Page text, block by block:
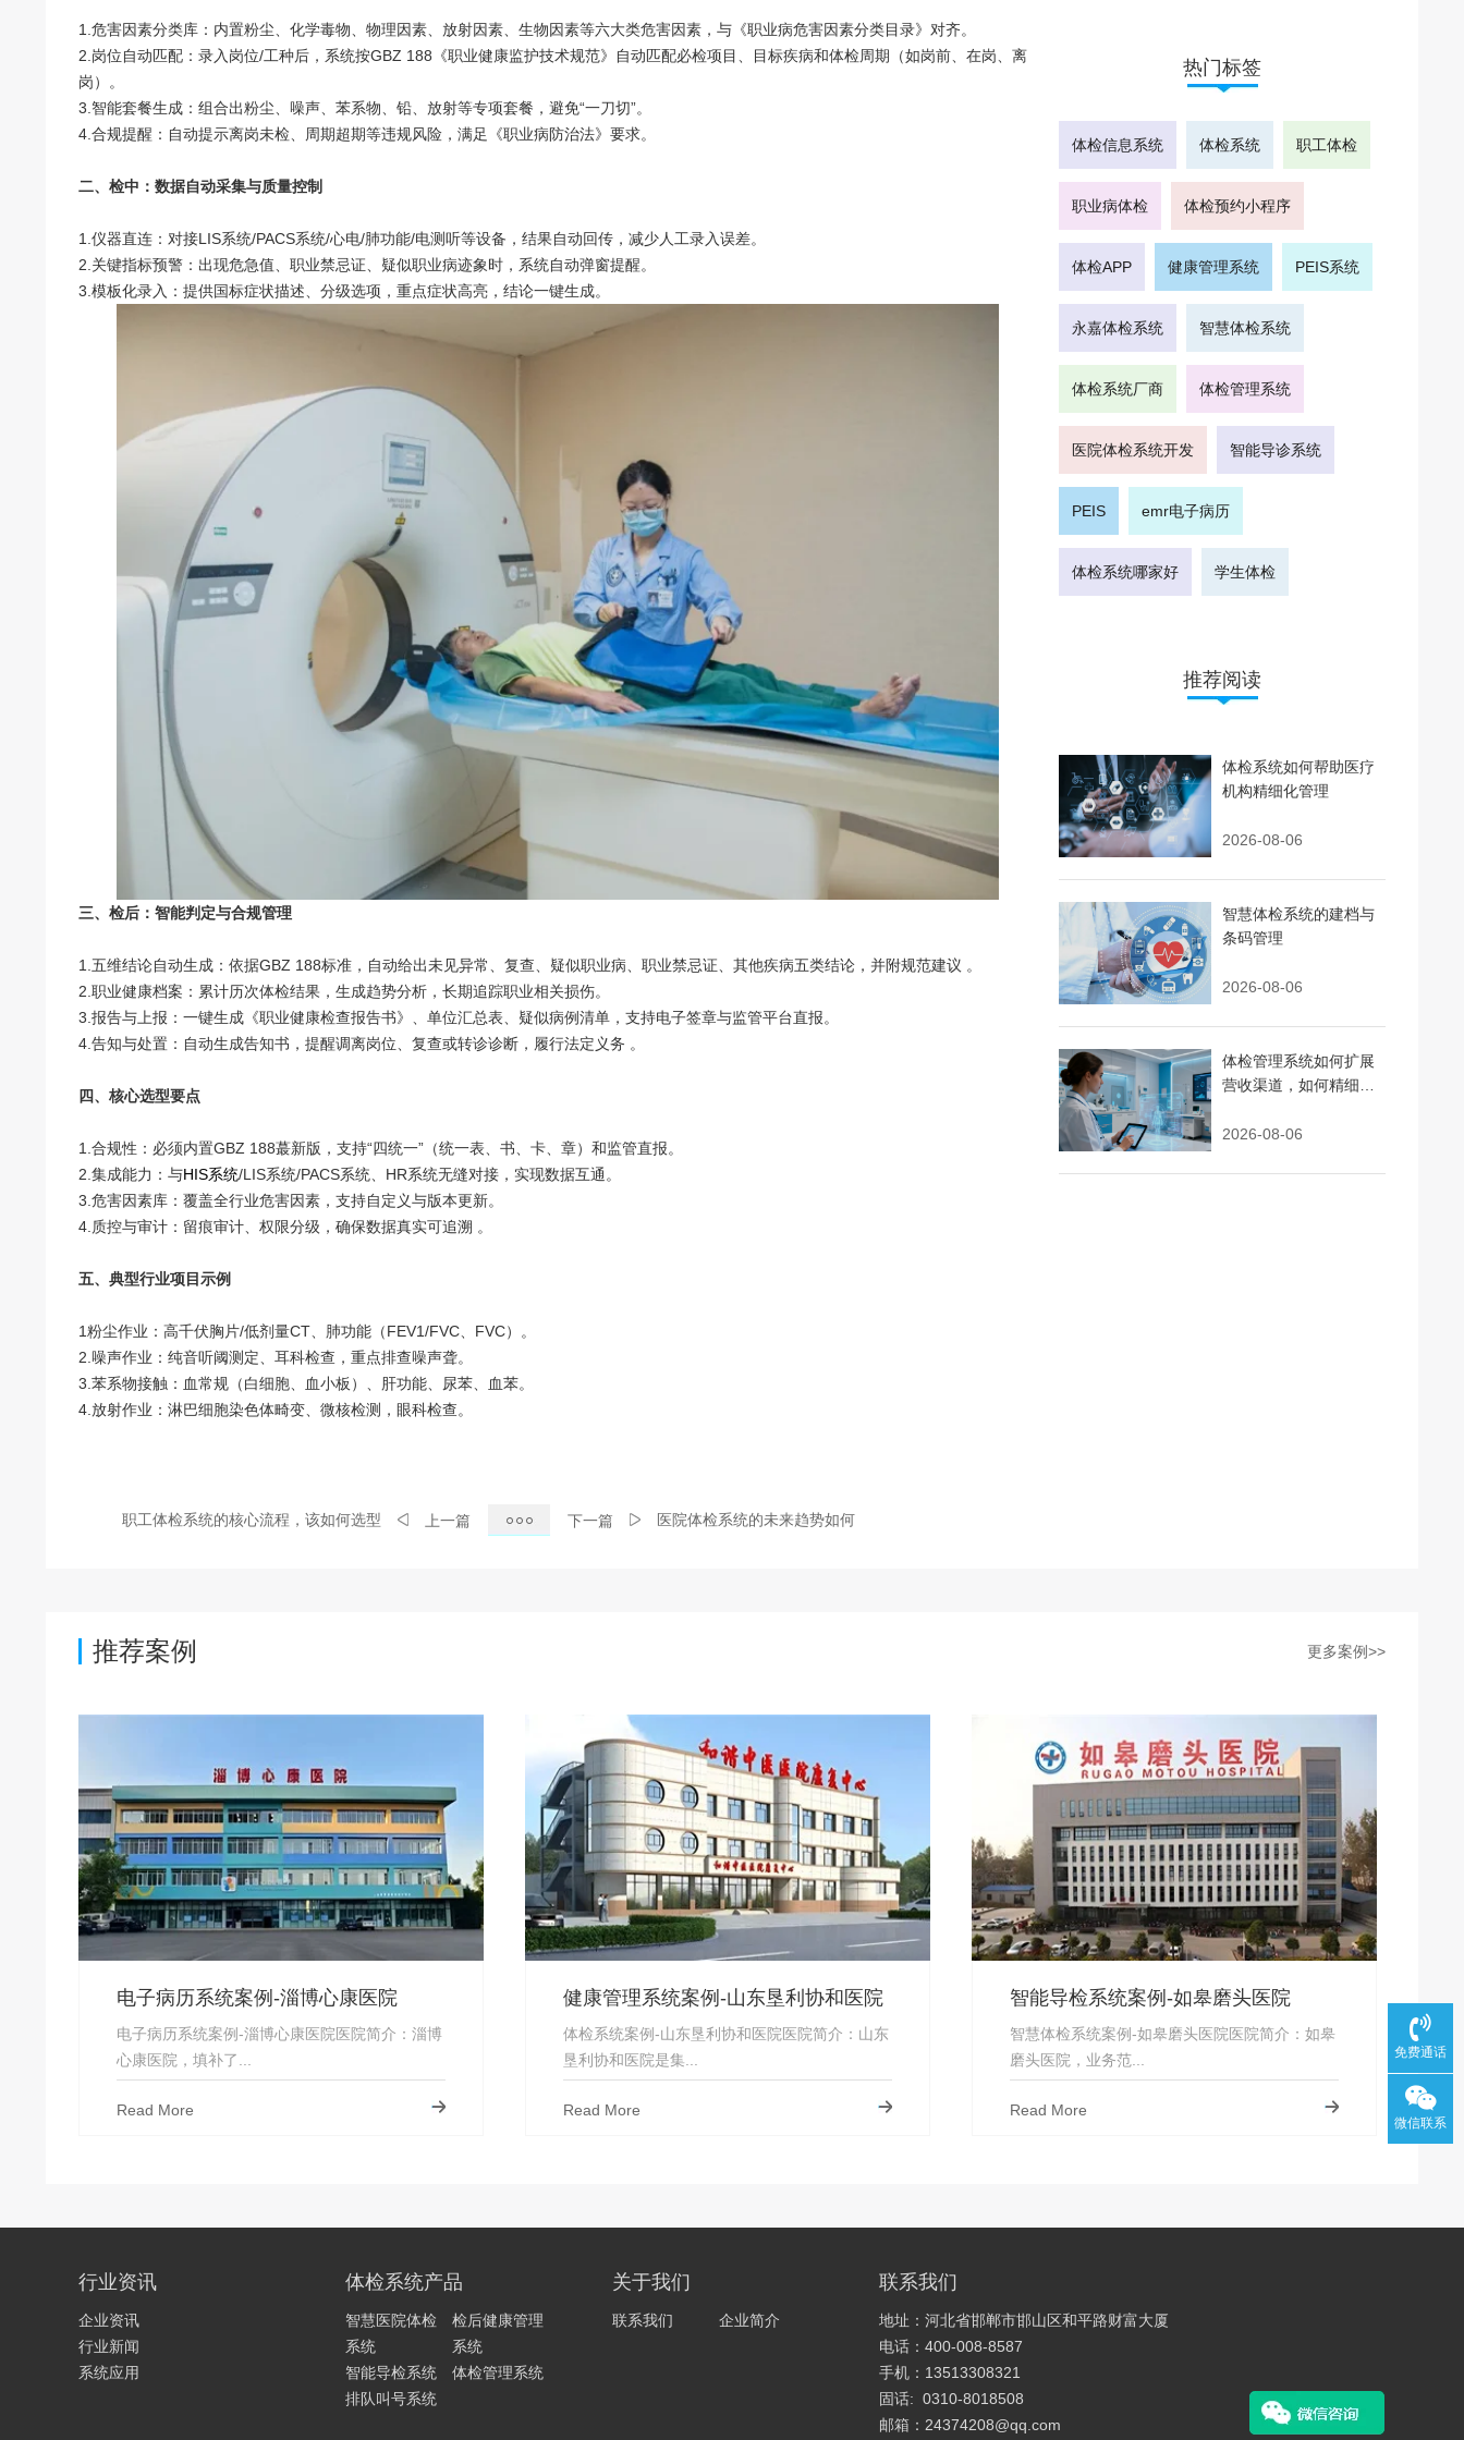
1.危害因素分类库：内置粉尘、化学毒物、物理因素、放射因素、生物因素等六大类危害因素，与《职业病危害因素分类目录》对齐。
2.岗位自动匹配：录入岗位/工种后，系统按GBZ 188《职业健康监护技术规范》自动匹配必检项目、目标疾病和体检周期（如岗前、在岗、离
岗）。
3.智能套餐生成：组合出粉尘、噪声、苯系物、铅、放射等专项套餐，避免“一刀切”。
4.合规提醒：自动提示离岗未检、周期超期等违规风险，满足《职业病防治法》要求。
二、检中：数据自动采集与质量控制
1.仪器直连：对接LIS系统/PACS系统/心电/肺功能/电测听等设备，结果自动回传，减少人工录入误差。
2.关键指标预警：出现危急值、职业禁忌证、疑似职业病迹象时，系统自动弹窗提醒。
3.模板化录入：提供国标症状描述、分级选项，重点症状高亮，结论一键生成。
三、检后：智能判定与合规管理
1.五维结论自动生成：依据GBZ 188标准，自动给出未见异常、复查、疑似职业病、职业禁忌证、其他疾病五类结论，并附规范建议 。
2.职业健康档案：累计历次体检结果，生成趋势分析，长期追踪职业相关损伤。
3.报告与上报：一键生成《职业健康检查报告书》、单位汇总表、疑似病例清单，支持电子签章与监管平台直报。
4.告知与处置：自动生成告知书，提醒调离岗位、复查或转诊诊断，履行法定义务 。
四、核心选型要点
1.合规性：必须内置GBZ 188蕞新版，支持“四统一”（统一表、书、卡、章）和监管直报。
2.集成能力：与HIS系统/LIS系统/PACS系统、HR系统无缝对接，实现数据互通。
3.危害因素库：覆盖全行业危害因素，支持自定义与版本更新。
4.质控与审计：留痕审计、权限分级，确保数据真实可追溯 。
五、典型行业项目示例
1粉尘作业：高千伏胸片/低剂量CT、肺功能（FEV1/FVC、FVC）。
2.噪声作业：纯音听阈测定、耳科检查，重点排查噪声聋。
3.苯系物接触：血常规（白细胞、血小板）、肝功能、尿苯、血苯。
4.放射作业：淋巴细胞染色体畸变、微核检测，眼科检查。
职工体检系统的核心流程，该如何选型 上一篇 下一篇 医院体检系统的未来趋势如何
热门标签
体检信息系统 体检系统 职工体检
职业病体检 体检预约小程序
体检APP 健康管理系统 PEIS系统
永嘉体检系统 智慧体检系统
体检系统厂商 体检管理系统
医院体检系统开发 智能导诊系统
PEIS emr电子病历
体检系统哪家好 学生体检
推荐阅读
体检系统如何帮助医疗
机构精细化管理
2026-08-06
智慧体检系统的建档与
条码管理
2026-08-06
体检管理系统如何扩展
营收渠道，如何精细化
2026-08-06
推荐案例 更多案例>>
电子病历系统案例-淄博心康医院
电子病历系统案例-淄博心康医院医院简介：淄博
心康医院，填补了...
Read More
健康管理系统案例-山东垦利协和医院
体检系统案例-山东垦利协和医院医院简介：山东
垦利协和医院是集...
Read More
智能导检系统案例-如皋磨头医院
智慧体检系统案例-如皋磨头医院医院简介：如皋
磨头医院，业务范...
Read More
行业资讯
企业资讯
行业新闻
系统应用
体检系统产品
智慧医院体检
系统
检后健康管理
系统
智能导检系统
体检管理系统
排队叫号系统
关于我们
联系我们 企业简介
联系我们
地址：河北省邯郸市邯山区和平路财富大厦
电话：400-008-8587
手机：13513308321
固话: 0310-8018508
邮箱：24374208@qq.com
免费通话
微信联系